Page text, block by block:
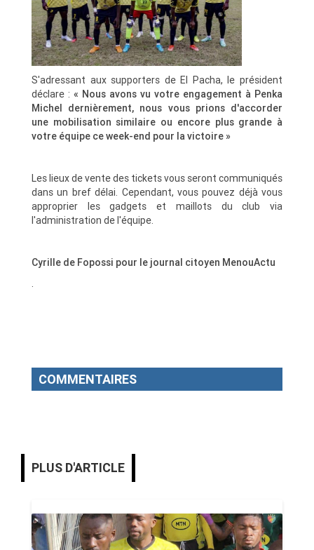
S'adressant aux supporters de El Pacha, le président
déclare : « Nous avons vu votre engagement à Penka
Michel dernièrement, nous vous prions d'accorder
une mobilisation similaire ou encore plus grande à
votre équipe ce week-end pour la victoire »
Les lieux de vente des tickets vous seront communiqués
dans un bref délai. Cependant, vous pouvez déjà vous
approprier les gadgets et maillots du club via
l'administration de l'équipe.
Cyrille de Fopossi pour le journal citoyen MenouActu
.
COMMENTAIRES
PLUS D'ARTICLE